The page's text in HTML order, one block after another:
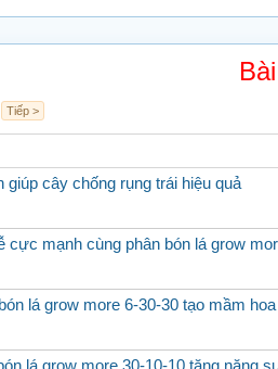
Tiếp >
giúp cây chống rụng trái hiệu quả
cực mạnh cùng phân bón lá grow
lá grow more 6-30-30 tạo mầm hoa